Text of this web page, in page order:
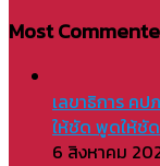
Most
เลขาธิการ ค
ให้ชัด พูดให้ชัด
6 สิงหาคม